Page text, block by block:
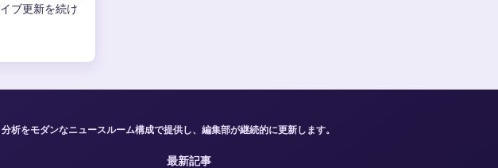
で、流れを追
析をモダンなニュースルーム構成で提供し、編集部が継続的に更新します。
最新記事